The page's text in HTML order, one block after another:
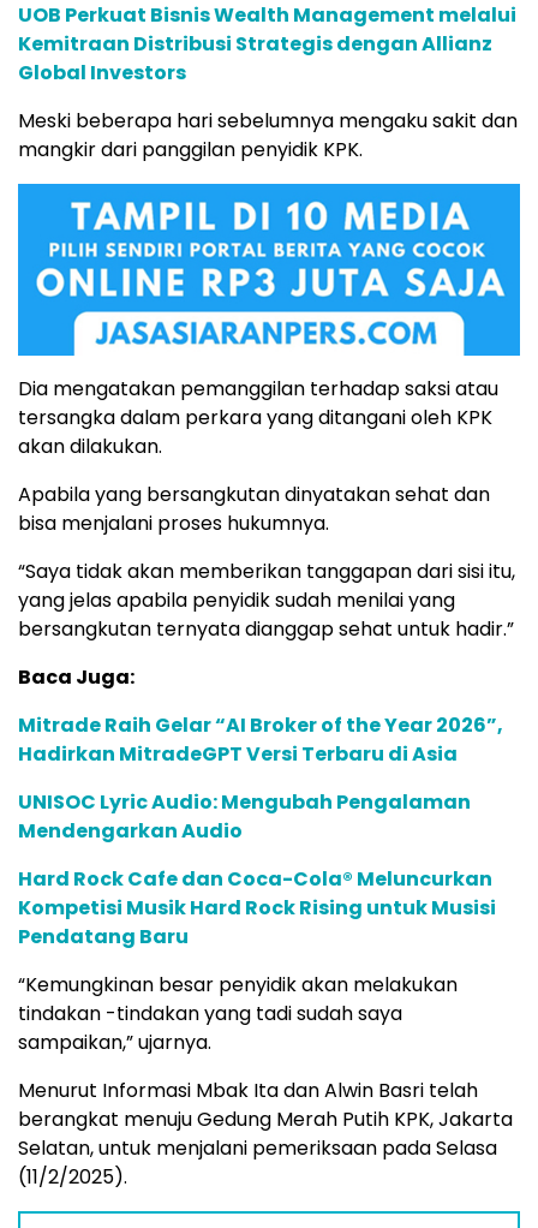
UOB Perkuat Bisnis Wealth Management melalui
Kemitraan Distribusi Strategis dengan Allianz
Global Investors
Meski beberapa hari sebelumnya mengaku sakit dan
mangkir dari panggilan penyidik KPK.
Dia mengatakan pemanggilan terhadap saksi atau
tersangka dalam perkara yang ditangani oleh KPK
akan dilakukan.
Apabila yang bersangkutan dinyatakan sehat dan
bisa menjalani proses hukumnya.
“Saya tidak akan memberikan tanggapan dari sisi itu,
yang jelas apabila penyidik sudah menilai yang
bersangkutan ternyata dianggap sehat untuk hadir.”
Baca Juga:
Mitrade Raih Gelar “AI Broker of the Year 2026”,
Hadirkan MitradeGPT Versi Terbaru di Asia
UNISOC Lyric Audio: Mengubah Pengalaman
Mendengarkan Audio
Hard Rock Cafe dan Coca-Cola® Meluncurkan
Kompetisi Musik Hard Rock Rising untuk Musisi
Pendatang Baru
“Kemungkinan besar penyidik akan melakukan
tindakan -tindakan yang tadi sudah saya
sampaikan,” ujarnya.
Menurut Informasi Mbak Ita dan Alwin Basri telah
berangkat menuju Gedung Merah Putih KPK, Jakarta
Selatan, untuk menjalani pemeriksaan pada Selasa
(11/2/2025).